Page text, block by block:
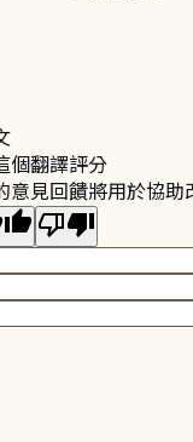
個翻譯評分
意見回饋將用於協